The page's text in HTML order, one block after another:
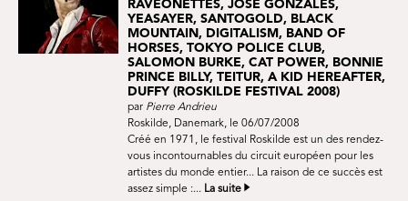
RAVEONETTES, JOSE GONZALES,
YEASAYER, SANTOGOLD, BLACK
MOUNTAIN, DIGITALISM, BAND OF
HORSES, TOKYO POLICE CLUB,
SALOMON BURKE, CAT POWER, BONNIE
PRINCE BILLY, TEITUR, A KID HEREAFTER,
DUFFY (ROSKILDE FESTIVAL 2008)
par Pierre Andrieu
Roskilde, Danemark, le 06/07/2008
Créé en 1971, le festival Roskilde est un des rendez-
vous incontournables du circuit européen pour les
artistes du monde entier... La raison de ce succès est
assez simple :... La suite